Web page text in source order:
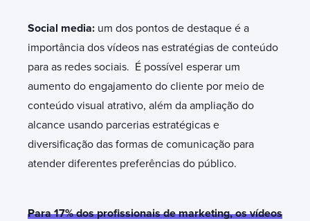
Social media: um dos pontos de destaque é a
importância dos vídeos nas estratégias de conteúdo
para as redes sociais. É possível esperar um
aumento do engajamento do cliente por meio de
conteúdo visual atrativo, além da ampliação do
alcance usando parcerias estratégicas e
diversificação das formas de comunicação para
atender diferentes preferências do público.
Para 17% dos profissionais de marketing, os vídeos